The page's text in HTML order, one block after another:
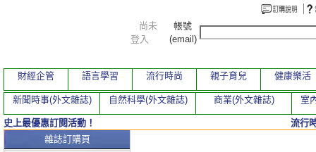
本期文章
雜誌訂購頁
尚未
登入
帳號
(email)
財經企管 語言學習 流行時尚 親子育兒 健康樂活
新聞時事(外文雜誌) 自然科學(外文雜誌) 商業(外文雜誌) 室
史上最優惠訂閱活動！ 流行